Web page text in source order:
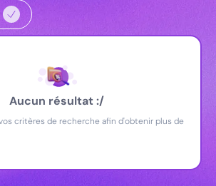
Aucun résultat :/
critères de recherche afin d'obtenir plus de